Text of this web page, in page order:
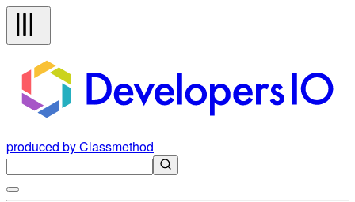
produced by Classmethod